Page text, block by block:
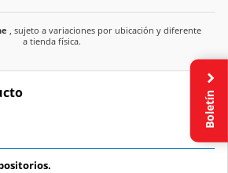
, sujeto a variaciones por ubicación y diferente
a tienda física.
Boletín